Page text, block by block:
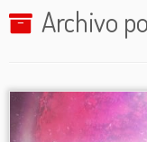
Archivo